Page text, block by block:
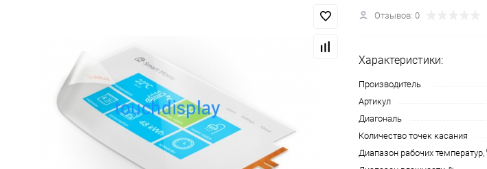
Отзывов: 0
Характеристики:
Производитель
Артикул
Диагональ
Количество точек касания
Диапазон рабочих температур,